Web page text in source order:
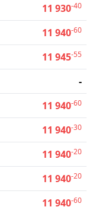
11 930-40
11 940-60
11 945-55
-
11 940-60
11 940-30
11 940-20
11 940-20
11 940-60